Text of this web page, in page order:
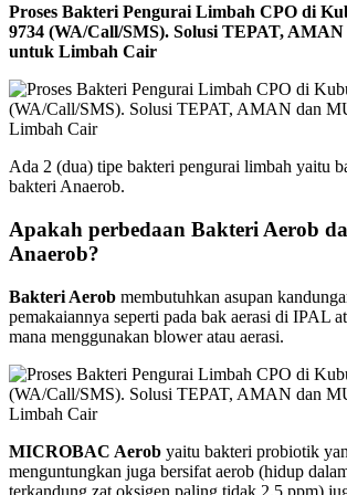
Proses Bakteri Pengurai Limbah CPO di
9734 (WA/Call/SMS). Solusi TEPAT,
untuk Limbah Cair
Ada 2 (dua) tipe bakteri pengurai limbah yaitu
bakteri Anaerob.
Apakah perbedaan Bakteri Aerob
Anaerob?
Bakteri Aerob membutuhkan asupan
pemakaiannya seperti pada bak aerasi di IPAL
mana menggunakan blower atau aerasi.
MICROBAC Aerob yaitu bakteri probiotik
menguntungkan juga bersifat aerob (hidup
terkandung zat oksigen paling tidak 2,5 ppm)